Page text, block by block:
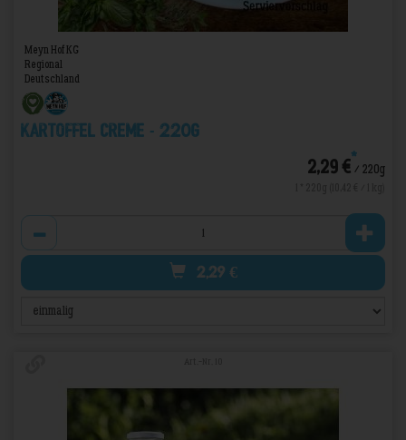
Meyn Hof KG
Regional
Deutschland
Kartoffel Creme - 220g
2,29 €*/ 220g
2,29 €